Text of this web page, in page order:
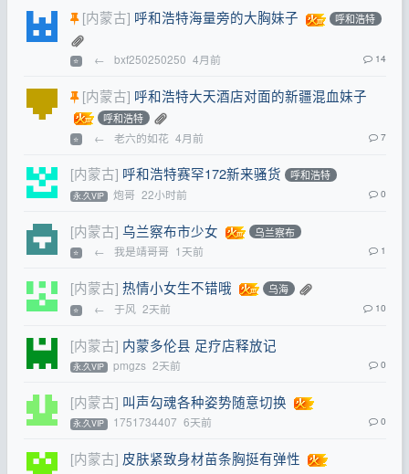
[内蒙古] 呼和浩特海量旁的大胸妹子 呼和浩特
⭐ ← bxf250250250 4月前 14
[内蒙古] 呼和浩特大天酒店对面的新疆混血妹子
呼和浩特
⭐ ← 老六的如花 4月前 7
[内蒙古] 呼和浩特赛罕172新来骚货 呼和浩特
永.久VIP 炮哥 22小时前 0
[内蒙古] 乌兰察布市少女 乌兰察布
⭐ ← 我是靖哥哥 1天前 1
[内蒙古] 热情小女生不错哦 乌海
⭐ ← 于风 2天前 10
[内蒙古] 内蒙多伦县 足疗店释放记
永.久VIP pmgzs 2天前 0
[内蒙古] 叫声勾魂各种姿势随意切换
永.久VIP 1751734407 6天前 0
[内蒙古] 皮肤紧致身材苗条胸挺有弹性